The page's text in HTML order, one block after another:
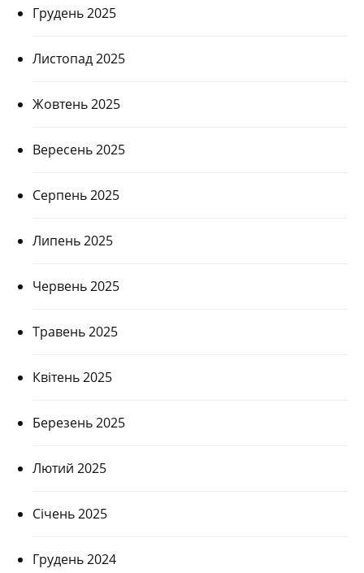
Грудень 2025
Листопад 2025
Жовтень 2025
Вересень 2025
Серпень 2025
Липень 2025
Червень 2025
Травень 2025
Квітень 2025
Березень 2025
Лютий 2025
Січень 2025
Грудень 2024